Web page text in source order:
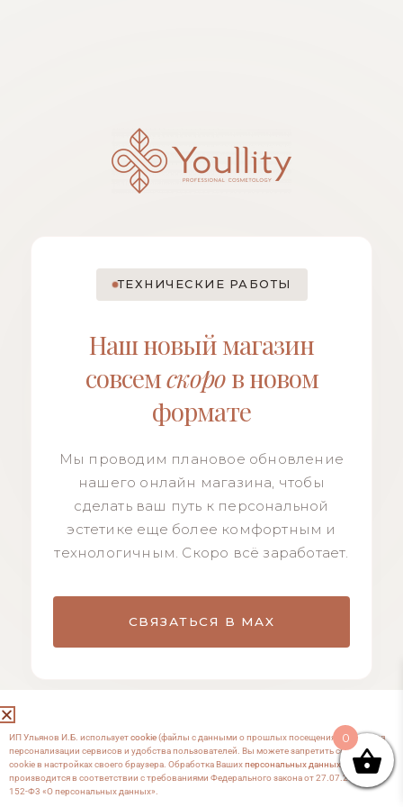
ТЕХНИЧЕСКИЕ РАБОТЫ
Наш новый магазин
совсемскоров новом
формате
Мы проводим плановое обновление
нашего онлайн магазина, чтобы
сделать ваш путь к персональной
эстетике еще более комфортным и
технологичным. Скоро всё заработает.
СВЯЗАТЬСЯ В MAX
0
ИП Ульянов И.Б. используетcookie(файлы с данными о прошлых посещениях сайта) для
персонализации сервисов и удобства пользователей. Вы можете запретить сохранение
cookie в настройках своего браузера. Обработка Вашихперсональных данных
производится в соответствии с требованиями Федерального закона от 27.07.2006 №
152-Ф3 «О персональных данных».